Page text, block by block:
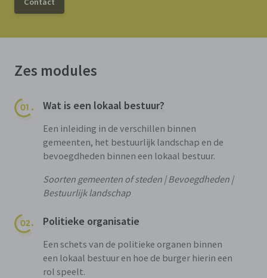
Zes modules
Wat is een lokaal bestuur?
Een inleiding in de verschillen binnen
gemeenten, het bestuurlijk landschap en de
bevoegdheden binnen een lokaal bestuur.
Soorten gemeenten of steden | Bevoegdheden |
Bestuurlijk landschap
Politieke organisatie
Een schets van de politieke organen binnen
een lokaal bestuur en hoe de burger hierin een
rol speelt.